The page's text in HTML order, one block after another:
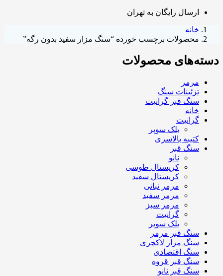
ارسال رایگان به تهران
خانه
محصولات برچسب خورده “سنگ مزار سفید بدون رگه”
دسته‌های محصولات
مرمر
تزئینات سنگ
سنگ قبر گرانیت
خانه
گرانیت
بلک سوپر
کتیبه بالاسری
سنگ قبر
نانو
کریستال طوسی
کریستال سفید
مرمر نباتی
مرمر سفید
مرمر سبز
گرانیت
بلک سوپر
سنگ قبر مرمر
سنگ مزار لاکچری
سنگ اقتصادی
سنگ قبر قروه
سنگ قبر نانو